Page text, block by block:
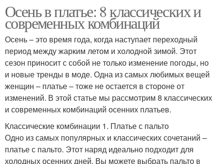
Осень в платье: 8 классических и
современных комбинаций
Осень – это время года, когда наступает переходный
период между жарким летом и холодной зимой. Этот
сезон приносит с собой не только изменение погоды, но
и новые тренды в моде. Одна из самых любимых вещей
женщин – платье – тоже не остается в стороне от
изменений. В этой статье мы рассмотрим 8 классических
и современных комбинаций осенних платьев.
Классические комбинации 1. Платье с пальто
Одно из самых популярных и классических сочетаний –
платье с пальто. Этот наряд идеально подходит для
холодных осенних дней. Вы можете выбрать пальто в